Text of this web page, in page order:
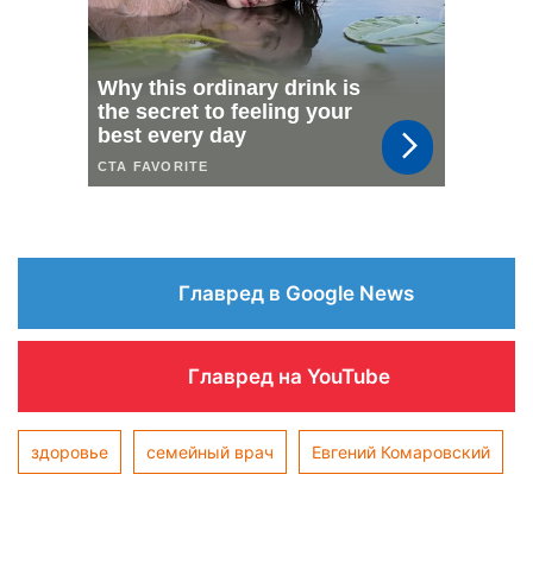
Главред в Google News
Главред на YouTube
здоровье семейный врач Евгений Комаровский